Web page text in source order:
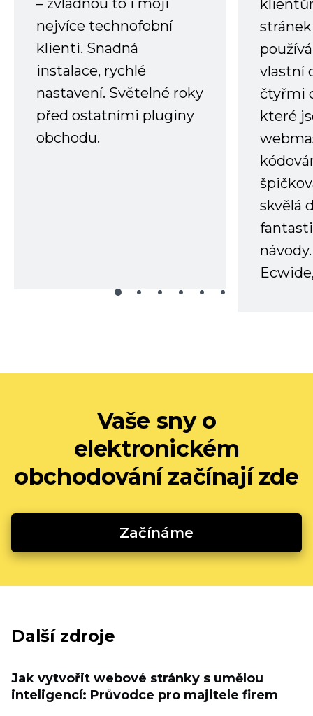
– zvládnou to i moji
nejvíce technofobní
klienti. Snadná
instalace, rychlé
nastavení. Světelné roky
před ostatními pluginy
obchodu.
vlastní
čtyřmi
které
skvělá
Vaše sny o
elektronickém
obchodování začínají zde
Začínáme
Další zdroje
Jak vytvořit webové stránky s umělou
inteligencí: Průvodce pro majitele firem